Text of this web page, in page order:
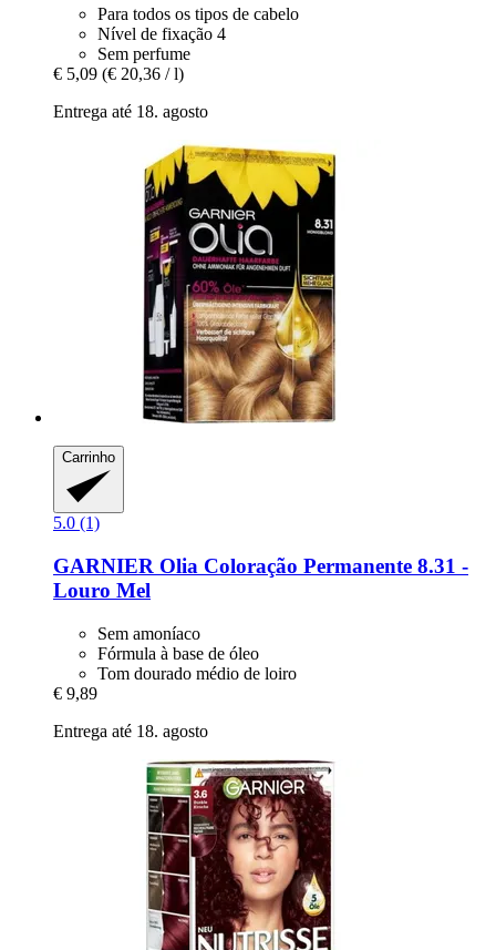
Para todos os tipos de cabelo
Nível de fixação 4
Sem perfume
€ 5,09 (€ 20,36 / l)
Entrega até 18. agosto
Carrinho
5.0 (1)
GARNIER Olia Coloração Permanente 8.31 -​
Louro Mel
Sem amoníaco
Fórmula à base de óleo
Tom dourado médio de loiro
€ 9,89
Entrega até 18. agosto